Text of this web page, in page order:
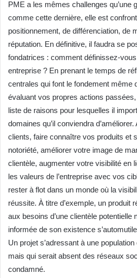
PME a les mêmes challenges qu’une
comme cette dernière, elle est
positionnement, de différenciation, de
réputation. En définitive, il faudra se
fondatrices : comment définissez-
entreprise ? En prenant le temps de
centrales qui font le fondement même
évaluant vos propres actions
liste de raisons pour lesquelles il
domaines qu’il conviendra
clients, faire connaître vos produits et
notoriété, améliorer votre image de
clientèle, augmenter votre visibilité en
les valeurs de l’entreprise avec vos
rester à flot dans un monde où la
réussite. À titre d’exemple, un produit
aux besoins d’une clientèle potentielle
informée de son existence
Un projet s’adressant à une
mais qui serait absent des réseaux
condamné.